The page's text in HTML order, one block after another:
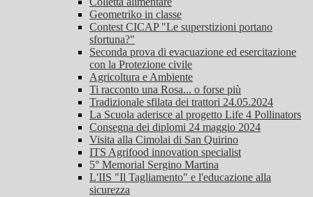
Geometriko in classe
Contest CICAP "Le superstizioni portano
sfortuna?"
Seconda prova di evacuazione ed esercitazione
con la Protezione civile
Agricoltura e Ambiente
Ti racconto una Rosa... o forse più
Tradizionale sfilata dei trattori 24.05.2024
La Scuola aderisce al progetto Life 4 Pollinators
Consegna dei diplomi 24 maggio 2024
Visita alla Cimolai di San Quirino
ITS Agrifood innovation specialist
5° Memorial Sergino Martina
L'IIS "Il Tagliamento" e l'educazione alla
sicurezza